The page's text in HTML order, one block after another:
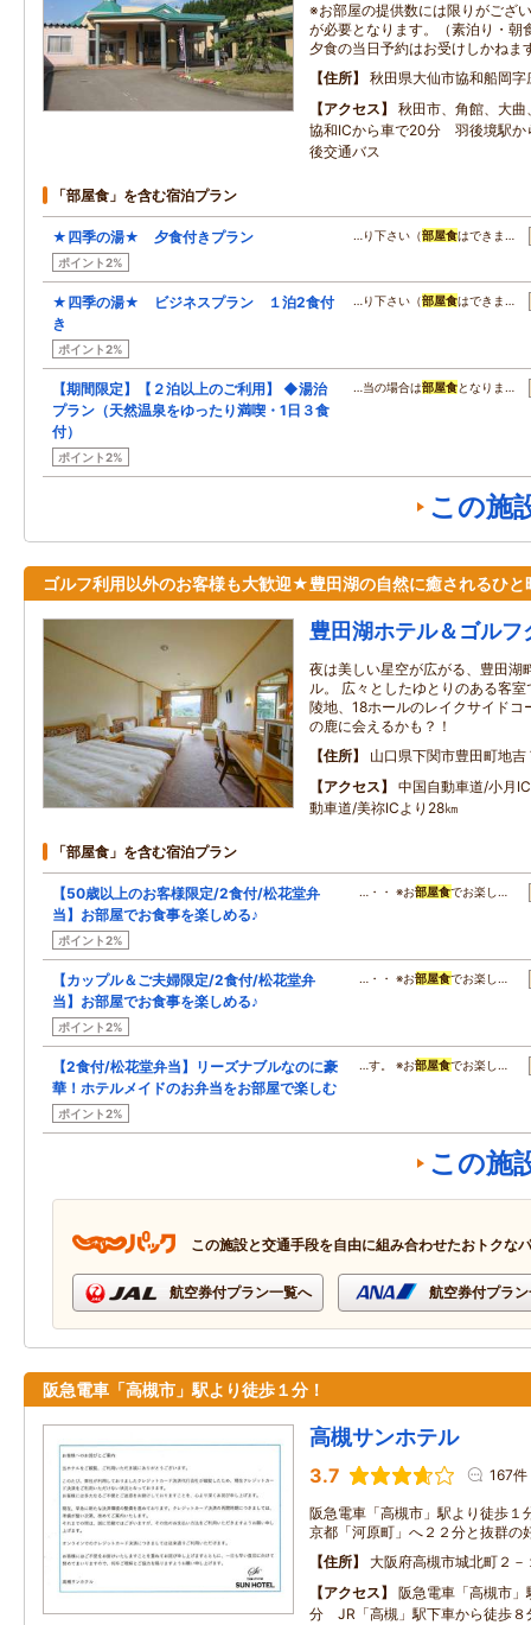
※お部屋の提供数には限りがござ
が必要となります。（素泊り・朝
夕食の当日予約はお受けしかねま
住所
秋田県大仙市協和船岡字
アクセス
秋田市、角館、大
協和ICから車で20分 羽後境駅か
後交通バス
「部屋食」を含む宿泊プラン
★四季の湯★ 夕食付きプラン
ポイント2%
…り下さい（部屋食はできま…
★四季の湯★ ビジネスプラン １泊2食付
き
ポイント2%
…り下さい（部屋食はできま…
【期間限定】【２泊以上のご利用】 ◆湯治
プラン（天然温泉をゆったり満喫・1日３食
付）
ポイント2%
…当の場合は部屋食となりま…
この施
ゴルフ利用以外のお客様も大歓迎★豊田湖の自然に癒されるひと
豊田湖ホテル＆ゴルフ
夜は美しい星空が広がる、豊田湖
ル。 広々としたゆとりのある客
陵地、18ホールのレイクサイドコ
の鹿に会えるかも？！
住所
山口県下関市豊田町地吉
アクセス
中国自動車道/小月
動車道/美祢ICより28㎞
「部屋食」を含む宿泊プラン
【50歳以上のお客様限定/2食付/松花堂弁
当】お部屋でお食事を楽しめる♪
ポイント2%
…・・ ※お部屋食でお楽し…
【カップル＆ご夫婦限定/2食付/松花堂弁
当】お部屋でお食事を楽しめる♪
ポイント2%
…・・ ※お部屋食でお楽し…
【2食付/松花堂弁当】リーズナブルなのに豪
華！ホテルメイドのお弁当をお部屋で楽しむ
ポイント2%
…す。 ※お部屋食でお楽し…
この施
この施設と交通手段を自由に組み合わせたおトクな
航空券付プラン一覧へ 航空券付プラ
阪急電車「高槻市」駅より徒歩１分！
高槻サンホテル
3.7 167件
阪急電車「高槻市」駅より徒歩１
京都「河原町」へ２２分と抜群の
住所
大阪府高槻市城北町２－
アクセス
阪急電車「高槻市
分 JR「高槻」駅下車から徒歩８